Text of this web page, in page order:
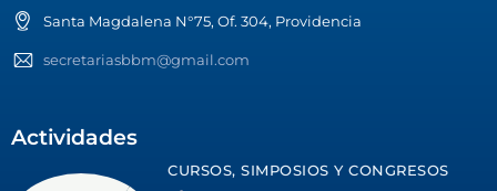
Santa Magdalena N°75, Of. 304, Providencia
secretariasbbm@gmail.com
Actividades
CURSOS, SIMPOSIOS Y CONGRESOS